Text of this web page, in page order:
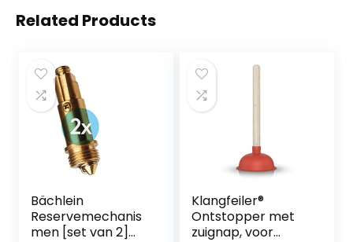
Related Products
Bächlein
Reservemechanis
men [set van 2]
Klangfeiler®
Ontstopper met
zuignap, voor